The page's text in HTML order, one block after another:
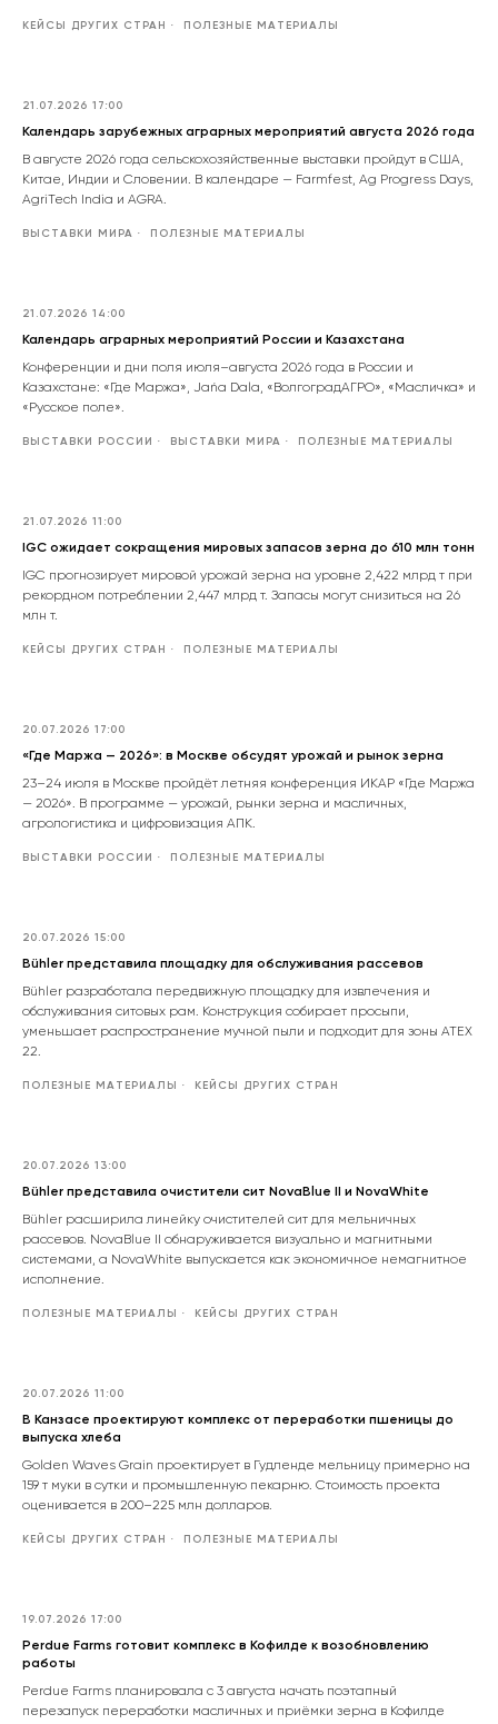
КЕЙСЫ ДРУГИХ СТРАН ПОЛЕЗНЫЕ МАТЕРИАЛЫ
21.07.2026 17:00
Календарь зарубежных аграрных мероприятий августа 2026 года
В августе 2026 года сельскохозяйственные выставки пройдут в США,
Китае, Индии и Словении. В календаре — Farmfest, Ag Progress Days,
AgriTech India и AGRA.
ВЫСТАВКИ МИРА ПОЛЕЗНЫЕ МАТЕРИАЛЫ
21.07.2026 14:00
Календарь аграрных мероприятий России и Казахстана
Конференции и дни поля июля–августа 2026 года в России и
Казахстане: «Где Маржа», Jańa Dala, «ВолгоградАГРО», «Масличка» и
«Русское поле».
ВЫСТАВКИ РОССИИ ВЫСТАВКИ МИРА ПОЛЕЗНЫЕ МАТЕРИАЛЫ
21.07.2026 11:00
IGC ожидает сокращения мировых запасов зерна до 610 млн тонн
IGC прогнозирует мировой урожай зерна на уровне 2,422 млрд т при
рекордном потреблении 2,447 млрд т. Запасы могут снизиться на 26
млн т.
КЕЙСЫ ДРУГИХ СТРАН ПОЛЕЗНЫЕ МАТЕРИАЛЫ
20.07.2026 17:00
«Где Маржа — 2026»: в Москве обсудят урожай и рынок зерна
23–24 июля в Москве пройдёт летняя конференция ИКАР «Где Маржа
— 2026». В программе — урожай, рынки зерна и масличных,
агрологистика и цифровизация АПК.
ВЫСТАВКИ РОССИИ ПОЛЕЗНЫЕ МАТЕРИАЛЫ
20.07.2026 15:00
Bühler представила площадку для обслуживания рассевов
Bühler разработала передвижную площадку для извлечения и
обслуживания ситовых рам. Конструкция собирает просыпи,
уменьшает распространение мучной пыли и подходит для зоны ATEX
22.
ПОЛЕЗНЫЕ МАТЕРИАЛЫ КЕЙСЫ ДРУГИХ СТРАН
20.07.2026 13:00
Bühler представила очистители сит NovaBlue II и NovaWhite
Bühler расширила линейку очистителей сит для мельничных
рассевов. NovaBlue II обнаруживается визуально и магнитными
системами, а NovaWhite выпускается как экономичное немагнитное
исполнение.
ПОЛЕЗНЫЕ МАТЕРИАЛЫ КЕЙСЫ ДРУГИХ СТРАН
20.07.2026 11:00
В Канзасе проектируют комплекс от переработки пшеницы до
выпуска хлеба
Golden Waves Grain проектирует в Гудленде мельницу примерно на
159 т муки в сутки и промышленную пекарню. Стоимость проекта
оценивается в 200–225 млн долларов.
КЕЙСЫ ДРУГИХ СТРАН ПОЛЕЗНЫЕ МАТЕРИАЛЫ
19.07.2026 17:00
Perdue Farms готовит комплекс в Кофилде к возобновлению
работы
Perdue Farms планировала с 3 августа начать поэтапный
перезапуск переработки масличных и приёмки зерна в Кофилде